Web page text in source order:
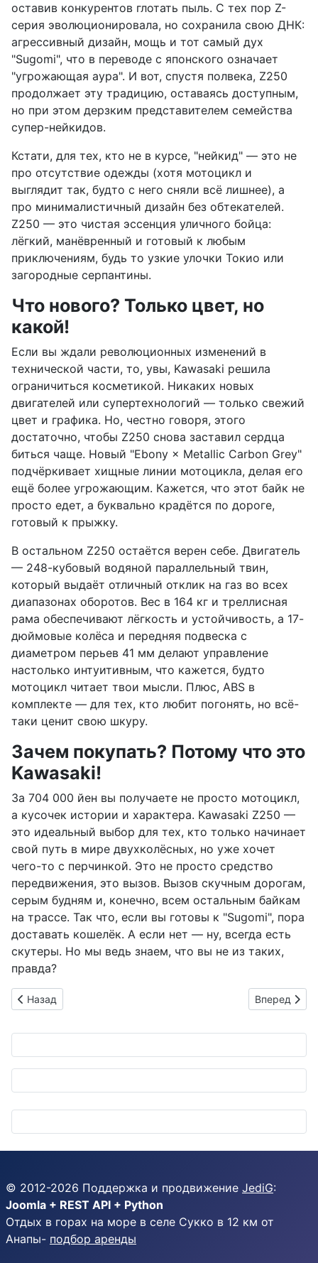
оставив конкурентов глотать пыль. С тех пор Z-
серия эволюционировала, но сохранила свою ДНК:
агрессивный дизайн, мощь и тот самый дух
"Sugomi", что в переводе с японского означает
"угрожающая аура". И вот, спустя полвека, Z250
продолжает эту традицию, оставаясь доступным,
но при этом дерзким представителем семейства
супер-нейкидов.
Кстати, для тех, кто не в курсе, "нейкид" — это не
про отсутствие одежды (хотя мотоцикл и
выглядит так, будто с него сняли всё лишнее), а
про минималистичный дизайн без обтекателей.
Z250 — это чистая эссенция уличного бойца:
лёгкий, манёвренный и готовый к любым
приключениям, будь то узкие улочки Токио или
загородные серпантины.
Что нового? Только цвет, но
какой!
Если вы ждали революционных изменений в
технической части, то, увы, Kawasaki решила
ограничиться косметикой. Никаких новых
двигателей или супертехнологий — только свежий
цвет и графика. Но, честно говоря, этого
достаточно, чтобы Z250 снова заставил сердца
биться чаще. Новый "Ebony × Metallic Carbon Grey"
подчёркивает хищные линии мотоцикла, делая его
ещё более угрожающим. Кажется, что этот байк не
просто едет, а буквально крадётся по дороге,
готовый к прыжку.
В остальном Z250 остаётся верен себе. Двигатель
— 248-кубовый водяной параллельный твин,
который выдаёт отличный отклик на газ во всех
диапазонах оборотов. Вес в 164 кг и треллисная
рама обеспечивают лёгкость и устойчивость, а 17-
дюймовые колёса и передняя подвеска с
диаметром перьев 41 мм делают управление
настолько интуитивным, что кажется, будто
мотоцикл читает твои мысли. Плюс, ABS в
комплекте — для тех, кто любит погонять, но всё-
таки ценит свою шкуру.
Зачем покупать? Потому что это
Kawasaki!
За 704 000 йен вы получаете не просто мотоцикл,
а кусочек истории и характера. Kawasaki Z250 —
это идеальный выбор для тех, кто только начинает
свой путь в мире двухколёсных, но уже хочет
чего-то с перчинкой. Это не просто средство
передвижения, это вызов. Вызов скучным дорогам,
серым будням и, конечно, всем остальным байкам
на трассе. Так что, если вы готовы к "Sugomi", пора
доставать кошелёк. А если нет — ну, всегда есть
скутеры. Но мы ведь знаем, что вы не из таких,
правда?
Предыдущий: Электрический провал Nissan X-Trail и другие
Назад Следующий:
Вперед
© 2012-2026 Поддержка и продвижение JediG:
Joomla + REST API + Python
Отдых в горах на море в селе Сукко в 12 км от
Анапы- подбор аренды